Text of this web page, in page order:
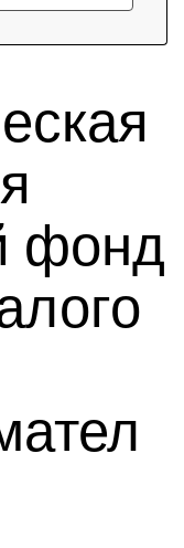
фонд